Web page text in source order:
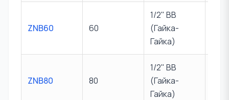
ZNB60 60
1/2" ВВ
(Гайка-
Гайка)
ZNB80 80
1/2" ВВ
(Гайка-
Гайка)